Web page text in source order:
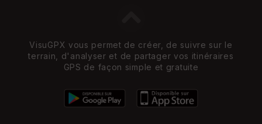
VisuGPX vous permet de créer, de suivre sur le
terrain, d'analyser et de partager vos itinéraires
GPS de façon simple et gratuite